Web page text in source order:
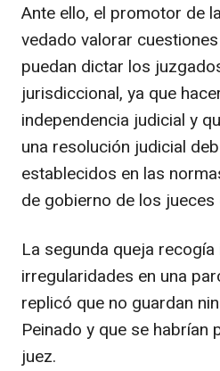
Ante ello, el promotor de
vedado valorar
puedan dictar los
jurisdiccional, ya que
independencia judicial y
una resolución judicial
establecidos en las
de gobierno de los jueces
La segunda queja
irregularidades en una
replicó que no guardan
Peinado y que se
juez.